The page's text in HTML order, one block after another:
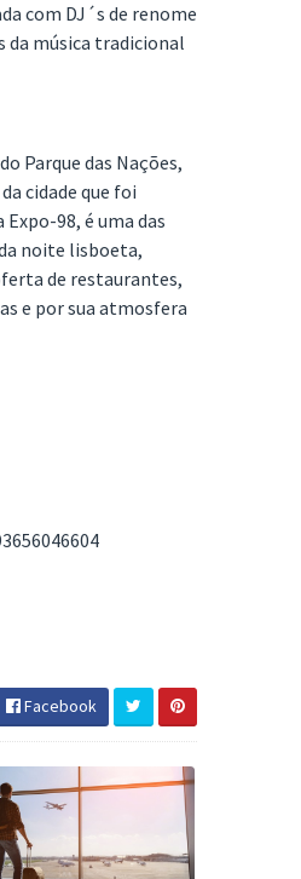
com DJ´s de renome
da música tradicional
Parque das Nações,
cidade que foi
Expo-98, é uma das
noite lisboeta,
de restaurantes,
e por sua atmosfera
Facebook